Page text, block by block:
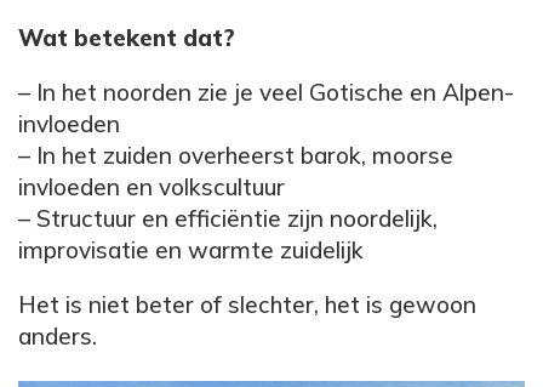
Wat betekent dat?
– In het noorden zie je veel Gotische en Alpen-
invloeden
– In het zuiden overheerst barok, moorse
invloeden en volkscultuur
– Structuur en efficiëntie zijn noordelijk,
improvisatie en warmte zuidelijk
Het is niet beter of slechter, het is gewoon
anders.